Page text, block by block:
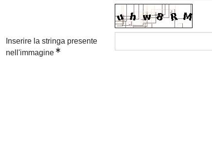
Inserire la stringa presente
nell'immagine